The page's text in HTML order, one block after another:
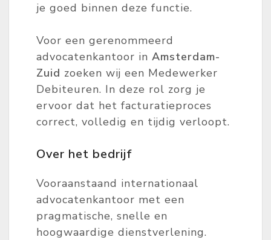
je goed binnen deze functie.
Voor een gerenommeerd
advocatenkantoor in Amsterdam-
Zuid zoeken wij een Medewerker
Debiteuren. In deze rol zorg je
ervoor dat het facturatieproces
correct, volledig en tijdig verloopt.
Over het bedrijf
Vooraanstaand internationaal
advocatenkantoor met een
pragmatische, snelle en
hoogwaardige dienstverlening.